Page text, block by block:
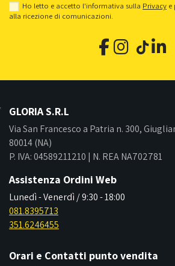
Ho letto e accetto l'informativa sulla Privacy e
alla ricezione di comunicazioni.
GLORIA S.R.L
Via San Francesco a Patria n. 300,
80014 (NA)
P. IVA: 04589211210 | N. REA NA702781
Assistenza Ordini Web
Lunedì - Venerdì / 9:30 - 18:00
081.8395713
351.6246455
Orari e Contatti punto vendita